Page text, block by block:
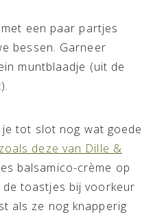
een paar partjes
bessen. Garneer
muntblaadje (uit de
tot slot nog wat goede
zoals deze van Dille &
balsamico-crème op
toastjes bij voorkeur
als ze nog knapperig